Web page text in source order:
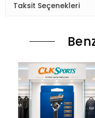
Taksit Seçenekleri